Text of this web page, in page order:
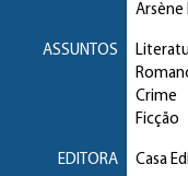
Arsène
ASSUNTOS
Crime
Ficção
EDITORA Casa